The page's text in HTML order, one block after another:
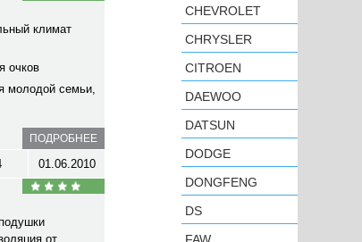
климат
очков
молодой семьи,
ПОДРОБНЕЕ
01.06.2010
от
CHEVROLET
CHRYSLER
CITROEN
DAEWOO
DATSUN
DODGE
DONGFENG
DS